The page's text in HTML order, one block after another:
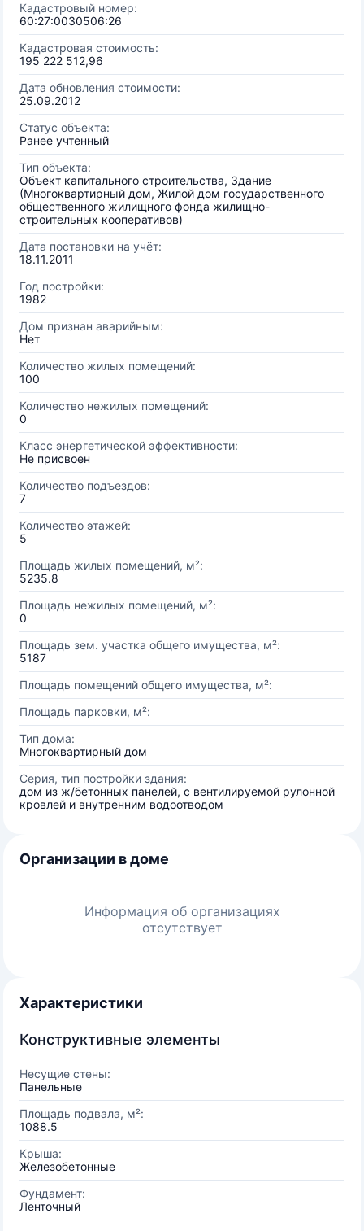
Кадастровый номер:
60:27:0030506:26
Кадастровая стоимость:
195 222 512,96
Дата обновления стоимости:
25.09.2012
Статус объекта:
Ранее учтенный
Тип объекта:
Объект капитального строительства, Здание
(Многоквартирный дом, Жилой дом государственного
общественного жилищного фонда жилищно-
строительных кооперативов)
Дата постановки на учёт:
18.11.2011
Год постройки:
1982
Дом признан аварийным:
Нет
Количество жилых помещений:
100
Количество нежилых помещений:
0
Класс энергетической эффективности:
Не присвоен
Количество подъездов:
7
Количество этажей:
5
Площадь жилых помещений, м²:
5235.8
Площадь нежилых помещений, м²:
0
Площадь зем. участка общего имущества, м²:
5187
Площадь помещений общего имущества, м²:
Площадь парковки, м²:
Тип дома:
Многоквартирный дом
Серия, тип постройки здания:
дом из ж/бетонных панелей, с вентилируемой рулонной
кровлей и внутренним водоотводом
Организации в доме
Информация об организациях
отсутствует
Характеристики
Конструктивные элементы
Несущие стены:
Панельные
Площадь подвала, м²:
1088.5
Крыша:
Железобетонные
Фундамент:
Ленточный